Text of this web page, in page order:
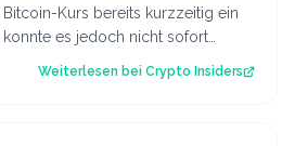
Kurs bereits kurzzeitig ein
konnte es jedoch nicht sofort
Weiterlesen bei Crypto Insiders